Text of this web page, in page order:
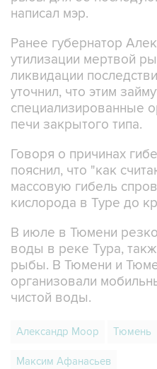
написал мэр.
Ранее губернатор
утилизации мертвой
ликвидации
уточнил, что этим
специализированные
печи закрытого типа.
Говоря о причинах
пояснил, что "как
массовую гибель
кислорода в Туре до
В июле в Тюмени
воды в реке Тура,
рыбы. В Тюмени и
организовали
чистой воды.
Александр Моор Тюмень
Максим Афанасьев